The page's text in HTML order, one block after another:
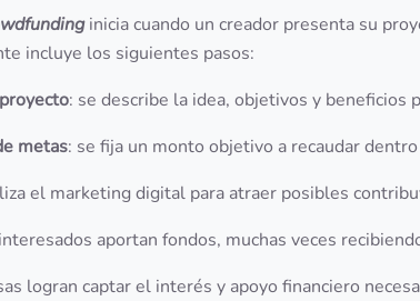
inicia cuando un creador presenta su
incluye los siguientes pasos:
: se describe la idea, objetivos y beneficios
metas: se fija un monto objetivo a recaudar
el marketing digital para atraer posibles
aportan fondos, muchas veces
logran captar el interés y apoyo financiero